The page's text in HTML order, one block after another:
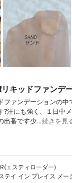
リキッドファンデ
ファンデーションの中
?汗にも強く、１日中
出番です少…続きを見
エスティローダー)
テイ イン プレイス メー